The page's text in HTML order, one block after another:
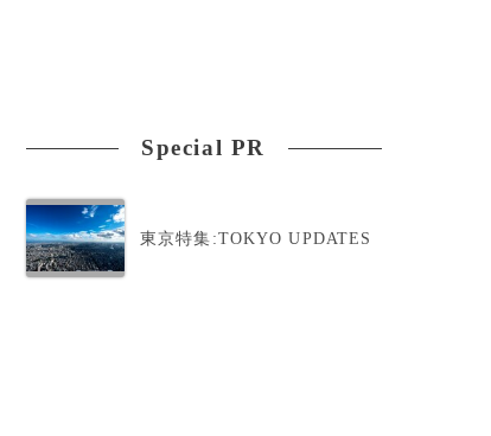
Special PR
東京特集:TOKYO UPDATES